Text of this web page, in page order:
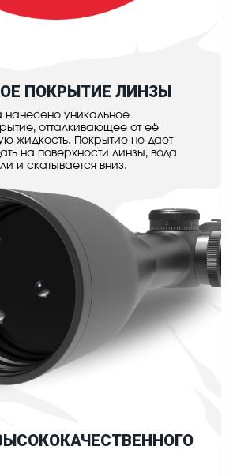
ПОКРЫТИЕ ЛИНЗЫ
нанесено уникальное
отталкивающее от её
жидкость. Покрытие не дает
на поверхности линзы, вода
и скатывается вниз.